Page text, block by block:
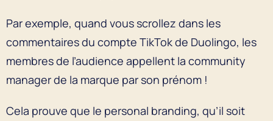
Par exemple, quand vous scrollez dans les
commentaires du compte TikTok de Duolingo, les
membres de l’audience appellent la community
manager de la marque par son prénom !
Cela prouve que le personal branding, qu’il soit